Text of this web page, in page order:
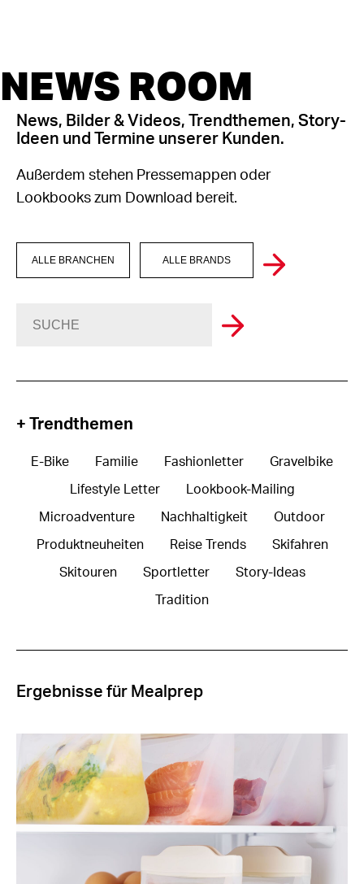
NEWS ROOM
News, Bilder & Videos, Trendthemen, Story-
Ideen und Termine unserer Kunden.
Außerdem stehen Pressemappen oder
Lookbooks zum Download bereit.
ALLE BRANCHEN ALLE BRANDS
+ Trendthemen
E-Bike Familie Fashionletter Gravelbike
Lifestyle Letter Lookbook-Mailing
Microadventure Nachhaltigkeit Outdoor
Produktneuheiten Reise Trends Skifahren
Skitouren Sportletter Story-Ideas
Tradition
Ergebnisse für Mealprep